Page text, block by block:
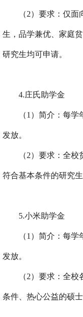
（2）要求：仅面
生，品学兼优、家庭
研究生均可申请。
4.庄氏助学金
（1 ）简介：每学
发放。
（2）要求：全校
符合基本条件的研究生
5.小米助学金
（1 ）简介：每学
发放。
（2）要求：全校
条件、热心公益的硕